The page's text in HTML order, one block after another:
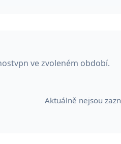
ve zvoleném období.
Aktuálně nejsou